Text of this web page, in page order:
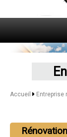
Accueil Entreprise